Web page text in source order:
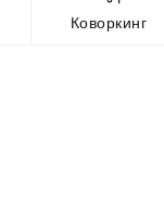
Коворкинг